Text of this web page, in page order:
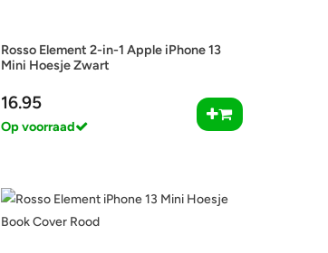
Rosso Element 2-in-1 Apple iPhone 13
Mini Hoesje Zwart
16.95
Op voorraad